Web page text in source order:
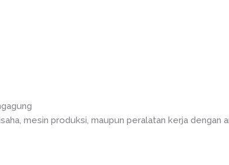
mesin produksi, maupun peralatan kerja dengan